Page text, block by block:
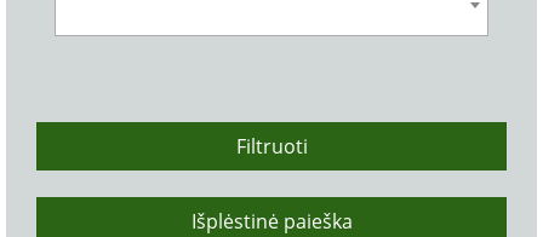
Filtruoti
Išplėstinė paieška